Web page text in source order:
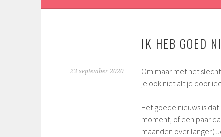
IK HEB GOED
23 september 2020 Om maar met het
je ook niet altijd door
Het goede nieuws is
moment, of een paar
maanden over langer.)